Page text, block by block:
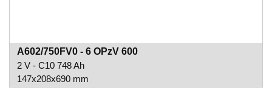
A602/750FV0 - 6 OPzV 600
2 V - C10 748 Ah
147x208x690 mm